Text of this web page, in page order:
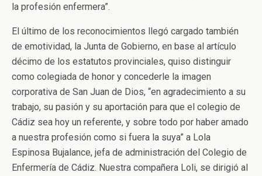
la profesión enfermera”.
El último de los reconocimientos llegó cargado también
de emotividad, la Junta de Gobierno, en base al artículo
décimo de los estatutos provinciales, quiso distinguir
como colegiada de honor y concederle la imagen
corporativa de San Juan de Dios, “en agradecimiento a su
trabajo, su pasión y su aportación para que el colegio de
Cádiz sea hoy un referente, y sobre todo por haber amado
a nuestra profesión como si fuera la suya” a Lola
Espinosa Bujalance, jefa de administración del Colegio de
Enfermería de Cádiz. Nuestra compañera Loli, se dirigió al